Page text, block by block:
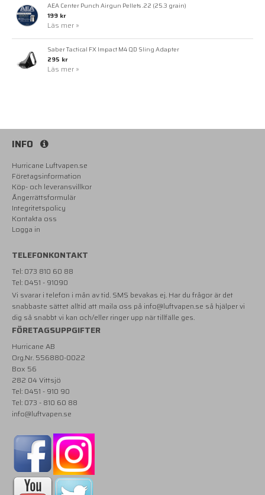
AEA Center Punch Airgun Pellets .22 (25.3 grain)
199 kr
Läs mer »
Saber Tactical FX Impact M4 QD Sling Adapter
295 kr
Läs mer »
INFO
Hurricane Luftvapen.se
Företagsinformation
Köp- och leveransvillkor
Ångerrättsformulär
Integritetspolicy
Kontakta oss
Logga in
TELEFONKONTAKT
Tel: 073 810 60 88
Tel: 0451 - 91090
Vi svarar i telefon i mån av tid. SMS bevakas ej. Har du frågor är det
snabbaste sättet alltid att maila oss på info@luftvapen.se så hjälper vi
dig så snabbt vi kan och/eller ringer upp när tillfälle ges.
FÖRETAGSUPPGIFTER
Hurricane AB
Org.Nr. 556880-0022
Box 56
282 04 Vittsjö
Tel: 0451 - 910 90
Tel: 073 - 810 60 88
info@luftvapen.se